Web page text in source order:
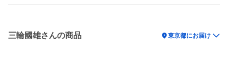
三輪國雄さんの商品 location_on東京都にお届け